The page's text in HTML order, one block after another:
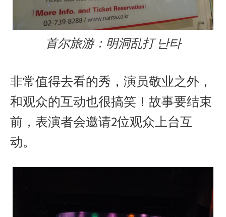
首尔旅游：明洞乱打 난타
非常值得去看的秀，演员敬业之外，
和观众的互动也很搞笑！故事要结束
前，表演者会邀请2位观众上台互
动。